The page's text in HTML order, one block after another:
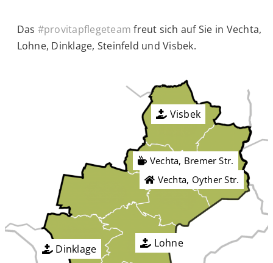
Das #provitapflegeteam freut sich auf Sie in Vechta,
Lohne, Dinklage, Steinfeld und Visbek.
Vechta, Oyther Str.
Vechta, Bremer Str.
Visbek
Lohne
Dinklage